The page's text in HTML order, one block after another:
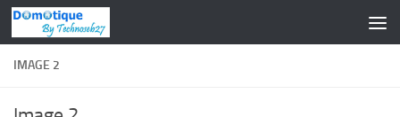
Skip to content
IMAGE 2